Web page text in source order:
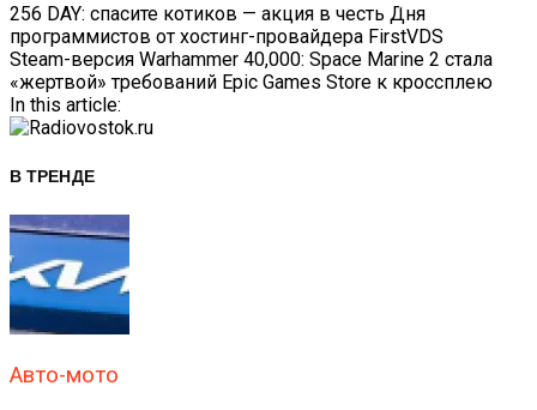
Навигация
По
Записям
256 DAY: спасите котиков — акция в честь Дня
программистов от хостинг-провайдера FirstVDS
Steam-версия Warhammer 40,000: Space Marine 2 стала
«жертвой» требований Epic Games Store к кроссплею
In this article:
В ТРЕНДЕ
Авто-мото